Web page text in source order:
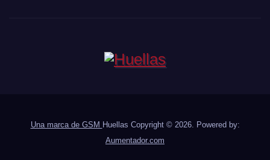
Una marca de GSM Huellas Copyright © 2026. Powered by:
Aumentador.com